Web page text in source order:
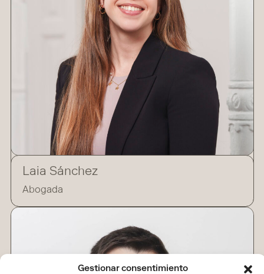
Gestionar consentimiento
Laia Sánchez
Abogada